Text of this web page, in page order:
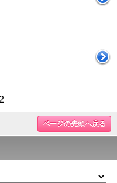
ページの先頭へ戻る